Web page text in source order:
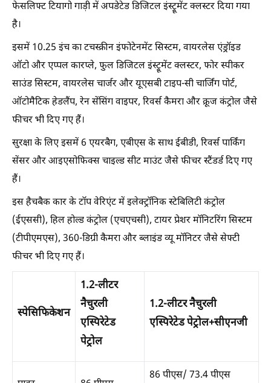
फेसलिफ्ट टियागो गाड़ी में अपडेटेड डिजिटल इंस्ट्रूमेंट क्लस्टर दिया गया
है।
इसमें 10.25 इंच का टचस्क्रीन इंफोटेनमेंट सिस्टम, वायरलेस एंड्रॉइड
ऑटो और एप्पल कारप्ले, फुल डिजिटल इंस्ट्रूमेंट क्लस्टर, फोर स्पीकर
साउंड सिस्टम, वायरलेस चार्जर और यूएसबी टाइप-सी चार्जिंग पोर्ट,
ऑटोमैटिक हेडलैंप, रेन सेंसिंग वाइपर, रिवर्स कैमरा और क्रूज कंट्रोल जैसे
फीचर भी दिए गए हैं।
सुरक्षा के लिए इसमें 6 एयरबैग, एबीएस के साथ ईबीडी, रिवर्स पार्किंग
सेंसर और आइएसोफिक्स चाइल्ड सीट माउंट जैसे फीचर स्टैंडर्ड दिए गए
हैं।
इस हैचबैक कार के टॉप वेरिएंट में इलेक्ट्रॉनिक स्टेबिलिटी कंट्रोल
(ईएससी), हिल होल्ड कंट्रोल (एचएचसी), टायर प्रेशर मॉनिटरिंग सिस्टम
(टीपीएमएस), 360-डिग्री कैमरा और ब्लाइंड व्यू मॉनिटर जैसे सेफ्टी
फीचर भी दिए गए हैं।
स्पेसिफिकेशन
1.2-लीटर
नैचुरली
एस्पिरेटेड
पेट्रोल
1.2-लीटर नैचुरली
एस्पिरेटेड पेट्रोल+सीएनजी
86 पीएस/ 73.4 पीएस